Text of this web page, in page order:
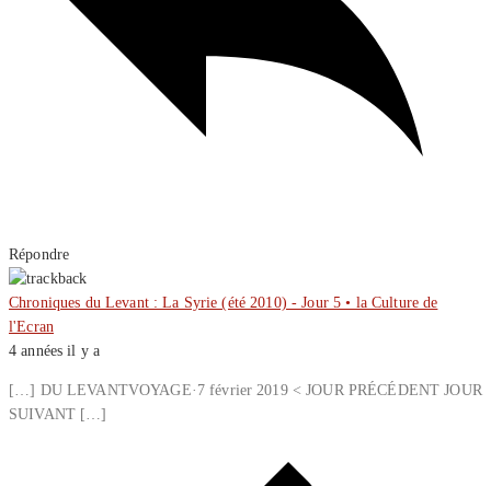
Répondre
Chroniques du Levant : La Syrie (été 2010) - Jour 5 • la Culture de
l'Ecran
4 années il y a
[…] DU LEVANTVOYAGE·7 février 2019 < JOUR PRÉCÉDENT JOUR
SUIVANT […]